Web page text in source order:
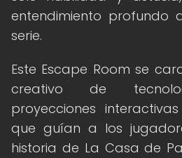
entendimiento
serie.
Este Escape Room se
creativo de
proyecciones
que guían a los
historia de La Casa de